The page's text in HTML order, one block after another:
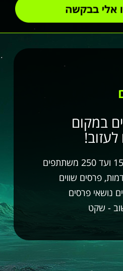
במקום
פרסים שווים
נושאי פרסים
- שקט